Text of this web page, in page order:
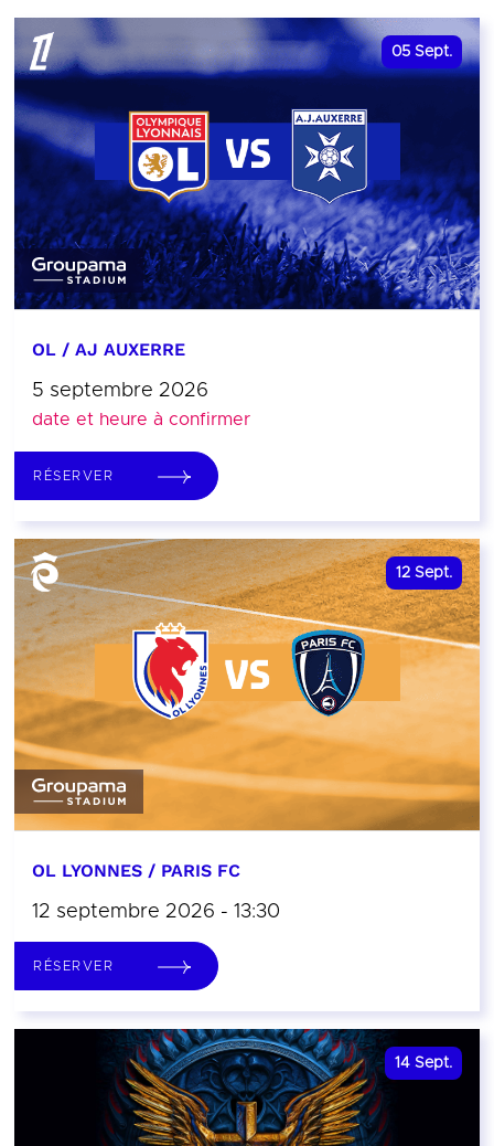
05 Sept.
OL / AJ AUXERRE
5 septembre 2026
date et heure à confirmer
RÉSERVER
12 Sept.
OL LYONNES / PARIS FC
12 septembre 2026 - 13:30
RÉSERVER
14 Sept.